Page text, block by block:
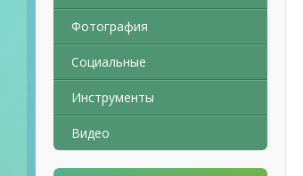
Фотография
Социальные
Инструменты
Видео